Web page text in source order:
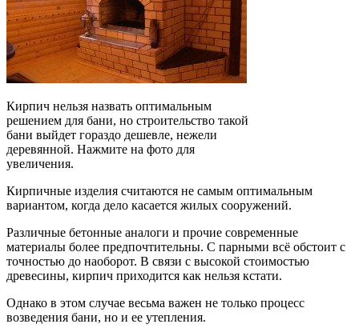
Кирпич нельзя назвать оптимальным
решением для бани, но строительство такой
бани выйдет гораздо дешевле, нежели
деревянной. Нажмите на фото для
увеличения.
Кирпичные изделия считаются не самым оптимальным
вариантом, когда дело касается жилых сооружений.
Различные бетонные аналоги и прочие современные
материалы более предпочтительны. С парными всё обстоит с
точностью до наоборот. В связи с высокой стоимостью
древесины, кирпич приходится как нельзя кстати.
Однако в этом случае весьма важен не только процесс
возведения бани, но и ее утепления.